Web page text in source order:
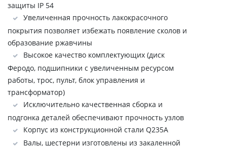
защиты IP 54
Увеличенная прочность лакокрасочного
покрытия позволяет избежать появление сколов и
образование ржавчины
Высокое качество комплектующих (диск
Феродо, подшипники с увеличенным ресурсом
работы, трос, пульт, блок управления и
трансформатор)
Исключительно качественная сборка и
подгонка деталей обеспечивают прочность узлов
Корпус из конструкционной стали Q235A
Валы, шестерни изготовлены из закаленной